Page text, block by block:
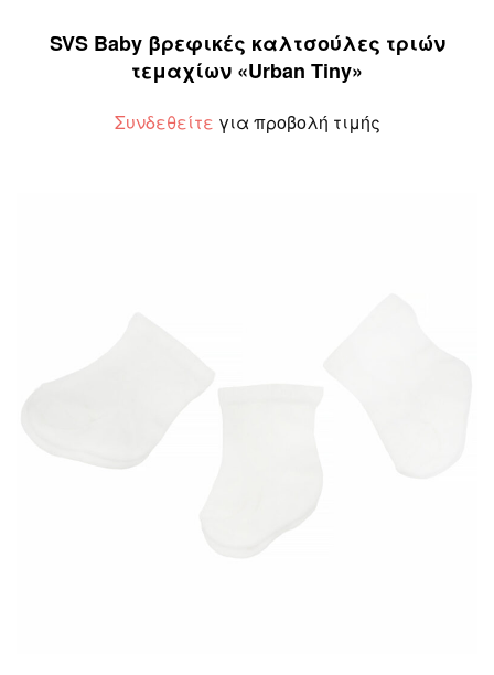
SVS Baby βρεφικές καλτσούλες τριών
τεμαχίων «Urban Tiny»
Συνδεθείτε για προβολή τιμής